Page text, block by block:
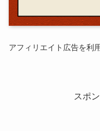
アフィリエイト広告を利
スポ